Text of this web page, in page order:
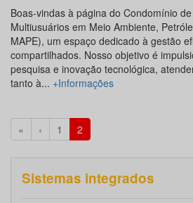
Boas-vindas à página do Condomínio
Multiusuários em Meio Ambiente,
MAPE), um espaço dedicado à gestão
compartilhados. Nosso objetivo é
pesquisa e inovação tecnológica,
tanto à... +Informações
« ‹ 1 2
Sistemas integrados